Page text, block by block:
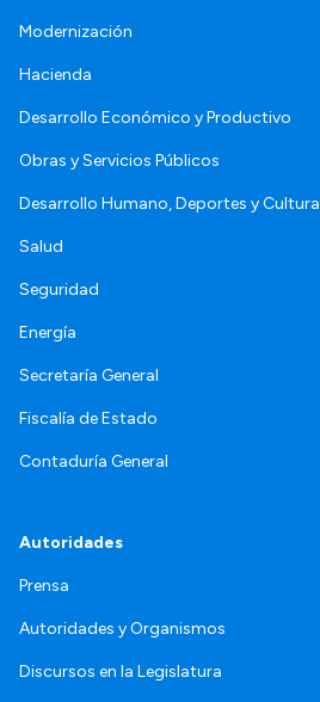
Modernización
Hacienda
Desarrollo Económico y Productivo
Obras y Servicios Públicos
Desarrollo Humano, Deportes y Cultura
Salud
Seguridad
Energía
Secretaría General
Fiscalía de Estado
Contaduría General
Autoridades
Prensa
Autoridades y Organismos
Discursos en la Legislatura